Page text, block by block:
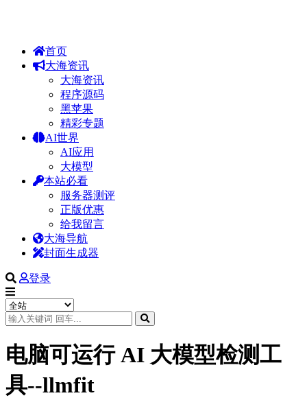
首页
大海资讯
大海资讯
程序源码
黑苹果
精彩专题
AI世界
AI应用
大模型
本站必看
服务器测评
正版优惠
给我留言
大海导航
封面生成器
登录
电脑可运行 AI 大模型检测工
具--llmfit